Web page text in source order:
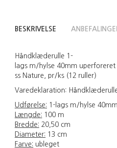
BESKRIVELSE
Håndklæderulle 1-
lags m/hylse 40mm
ss Nature, pr/ks (12 ruller)
Varedeklaration:
Udførelse: 1-lags m/hylse
Længde: 100 m
Bredde: 20,50 cm
Diameter: 13 cm
Farve: ubleget